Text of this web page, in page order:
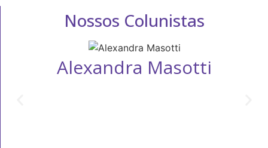
Nossos Colunistas
Alexandra Masotti